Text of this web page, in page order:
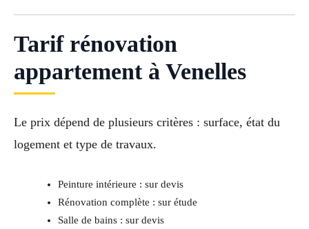
Tarif rénovation
appartement à Venelles
Le prix dépend de plusieurs critères : surface, état du
logement et type de travaux.
Peinture intérieure : sur devis
Rénovation complète : sur étude
Salle de bains : sur devis